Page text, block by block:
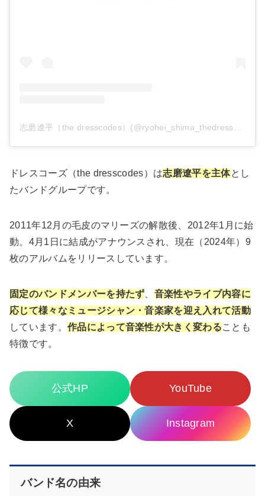
ドレスコーズ（the dresscodes）は志磨遼平を主体とし
たバンドグループです。
2011年12月の毛皮のマリーズの解散後、2012年1月に始
動。4月1日に結成がアナウンスされ、現在（2024年）9
枚のアルバムをリリースしています。
固定のバンドメンバーを持たず
音楽性やライブ内容に
応じて様々なミュージシャン・音楽家を迎え入れて活動
しています。 作品によって音楽性が大きく変わることも
特徴です。
公式HP YouTube
X Instagram
バンド名の由来